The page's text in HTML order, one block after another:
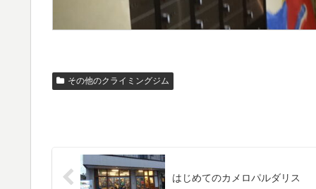
その他のクライミングジム
はじめてのカメロパルダリス